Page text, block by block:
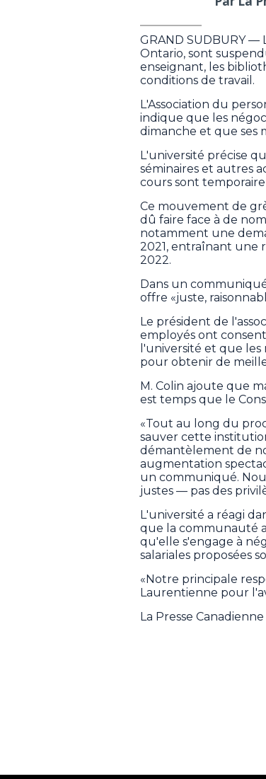
GRAND SUDBURY
Ontario, sont
enseignant, les
conditions de travail.
L'Association du
indique que les
dimanche et que ses
L'université précise
séminaires et autres
cours sont
Ce mouvement de
dû faire face à de
notamment une
2021, entraînant une
2022.
Dans un
offre «juste,
Le président de
employés ont
l'université et que
pour obtenir de
M. Colin ajoute que
est temps que le
«Tout au long du
sauver cette
démantèlement de
augmentation
un communiqué.
justes — pas des
L'université a réagi
que la communauté
qu'elle s'engage à
salariales proposées
«Notre principale
Laurentienne pour
La Presse Canadienne